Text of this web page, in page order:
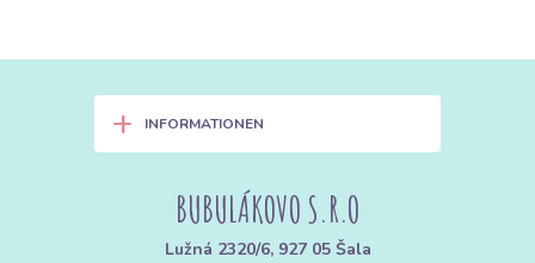
+ INFORMATIONEN
BUBULÁKOVO S.R.O
Lužná 2320/6, 927 05 Šala